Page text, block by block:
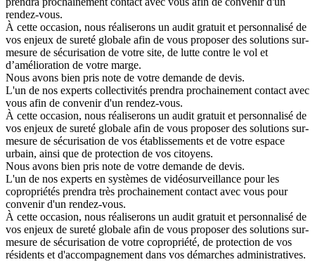
rendez-vous.
À cette occasion, nous réaliserons un audit gratuit et personnalisé de
vos enjeux de sureté globale afin de vous proposer des solutions sur-
mesure de sécurisation de votre site, de lutte contre le vol et
d’amélioration de votre marge.
Nous avons bien pris note de votre demande de devis.
L'un de nos experts collectivités prendra prochainement contact avec
vous afin de convenir d'un rendez-vous.
À cette occasion, nous réaliserons un audit gratuit et personnalisé de
vos enjeux de sureté globale afin de vous proposer des solutions sur-
mesure de sécurisation de vos établissements et de votre espace
urbain, ainsi que de protection de vos citoyens.
Nous avons bien pris note de votre demande de devis.
L'un de nos experts en systèmes de vidéosurveillance pour les
copropriétés prendra très prochainement contact avec vous pour
convenir d'un rendez-vous.
À cette occasion, nous réaliserons un audit gratuit et personnalisé de
vos enjeux de sureté globale afin de vous proposer des solutions sur-
mesure de sécurisation de votre copropriété, de protection de vos
résidents et d'accompagnement dans vos démarches administratives.